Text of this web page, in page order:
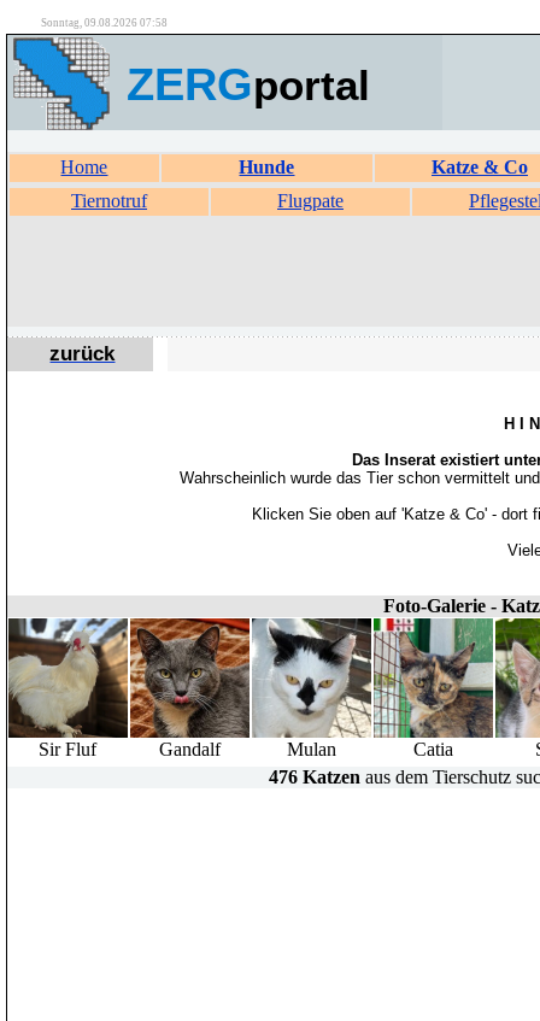
Sonntag, 09.08.2026 07:58
ZERGportal
Home Hunde
Katze & Co
Tiernotruf
Flugpate
zurück
H I
Das Inserat existiert
Wahrscheinlich wurde das Tier schon vermittelt
Klicken Sie oben auf 'Katze & Co' - dort
Foto-Galerie -
Sir Fluf Gandalf Mulan Catia
476 Katzen aus dem Tierschutz